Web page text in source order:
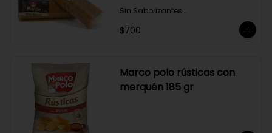
Sin Saborizantes
Bajo en Colesterol
$700
Marco polo rústicas con
merquén 185 gr